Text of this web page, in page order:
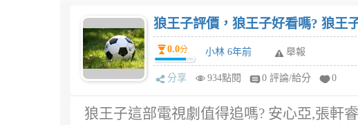
狼王子評價，狼王子好看嗎? 狼王
0.0分 小林 6年前 舉報
分享 934點閱 0 評論/給分 0
狼王子這部電視劇值得追嗎? 安心亞,張軒